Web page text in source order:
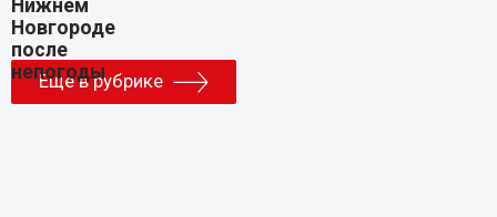
Еще в рубрике